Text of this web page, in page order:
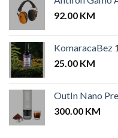
92.00 KM
KomaracaBez
25.00 KM
OutIn Nano
300.00 KM